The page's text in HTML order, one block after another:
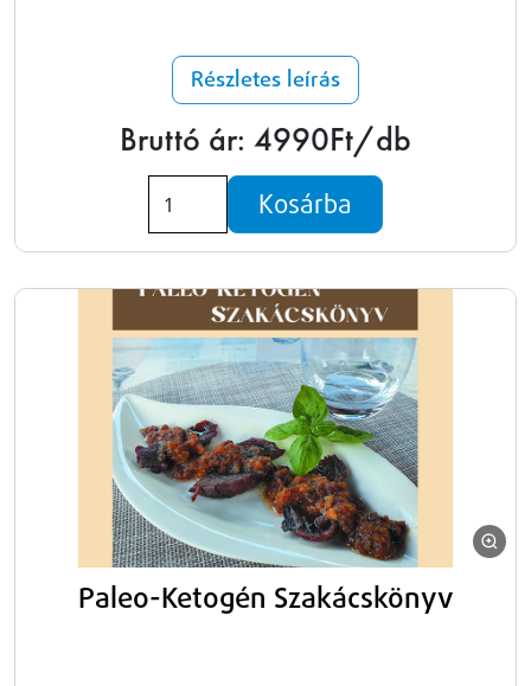
Részletes leírás
Bruttó ár: 4990Ft/db
Kosárba
Paleo-Ketogén Szakácskönyv